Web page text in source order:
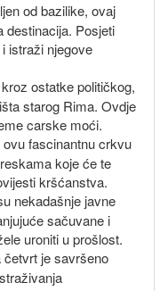
od bazilike, ovaj
destinacija. Posjeti
istraži njegove
ostatke političkog,
starog Rima. Ovdje
carske moći.
ovu fascinantnu crkvu
koje će te
kršćanstva.
nekadašnje javne
sačuvane i
uroniti u prošlost.
je savršeno